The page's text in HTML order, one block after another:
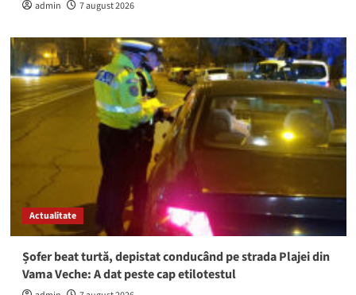
admin 7 august 2026
Actualitate
Șofer beat turtă, depistat conducând pe strada Plajei din
Vama Veche: A dat peste cap etilotestul